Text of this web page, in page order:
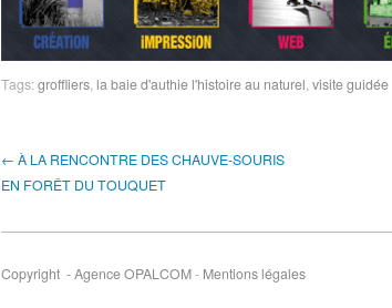
Tags:groffliers, la baie d'authie l'histoire au naturel,visite guidée
← À LA RENCONTRE DES CHAUVE-SOURIS
EN FORÊT DU TOUQUET
Copyright - Agence OPALCOM- Mentions légales